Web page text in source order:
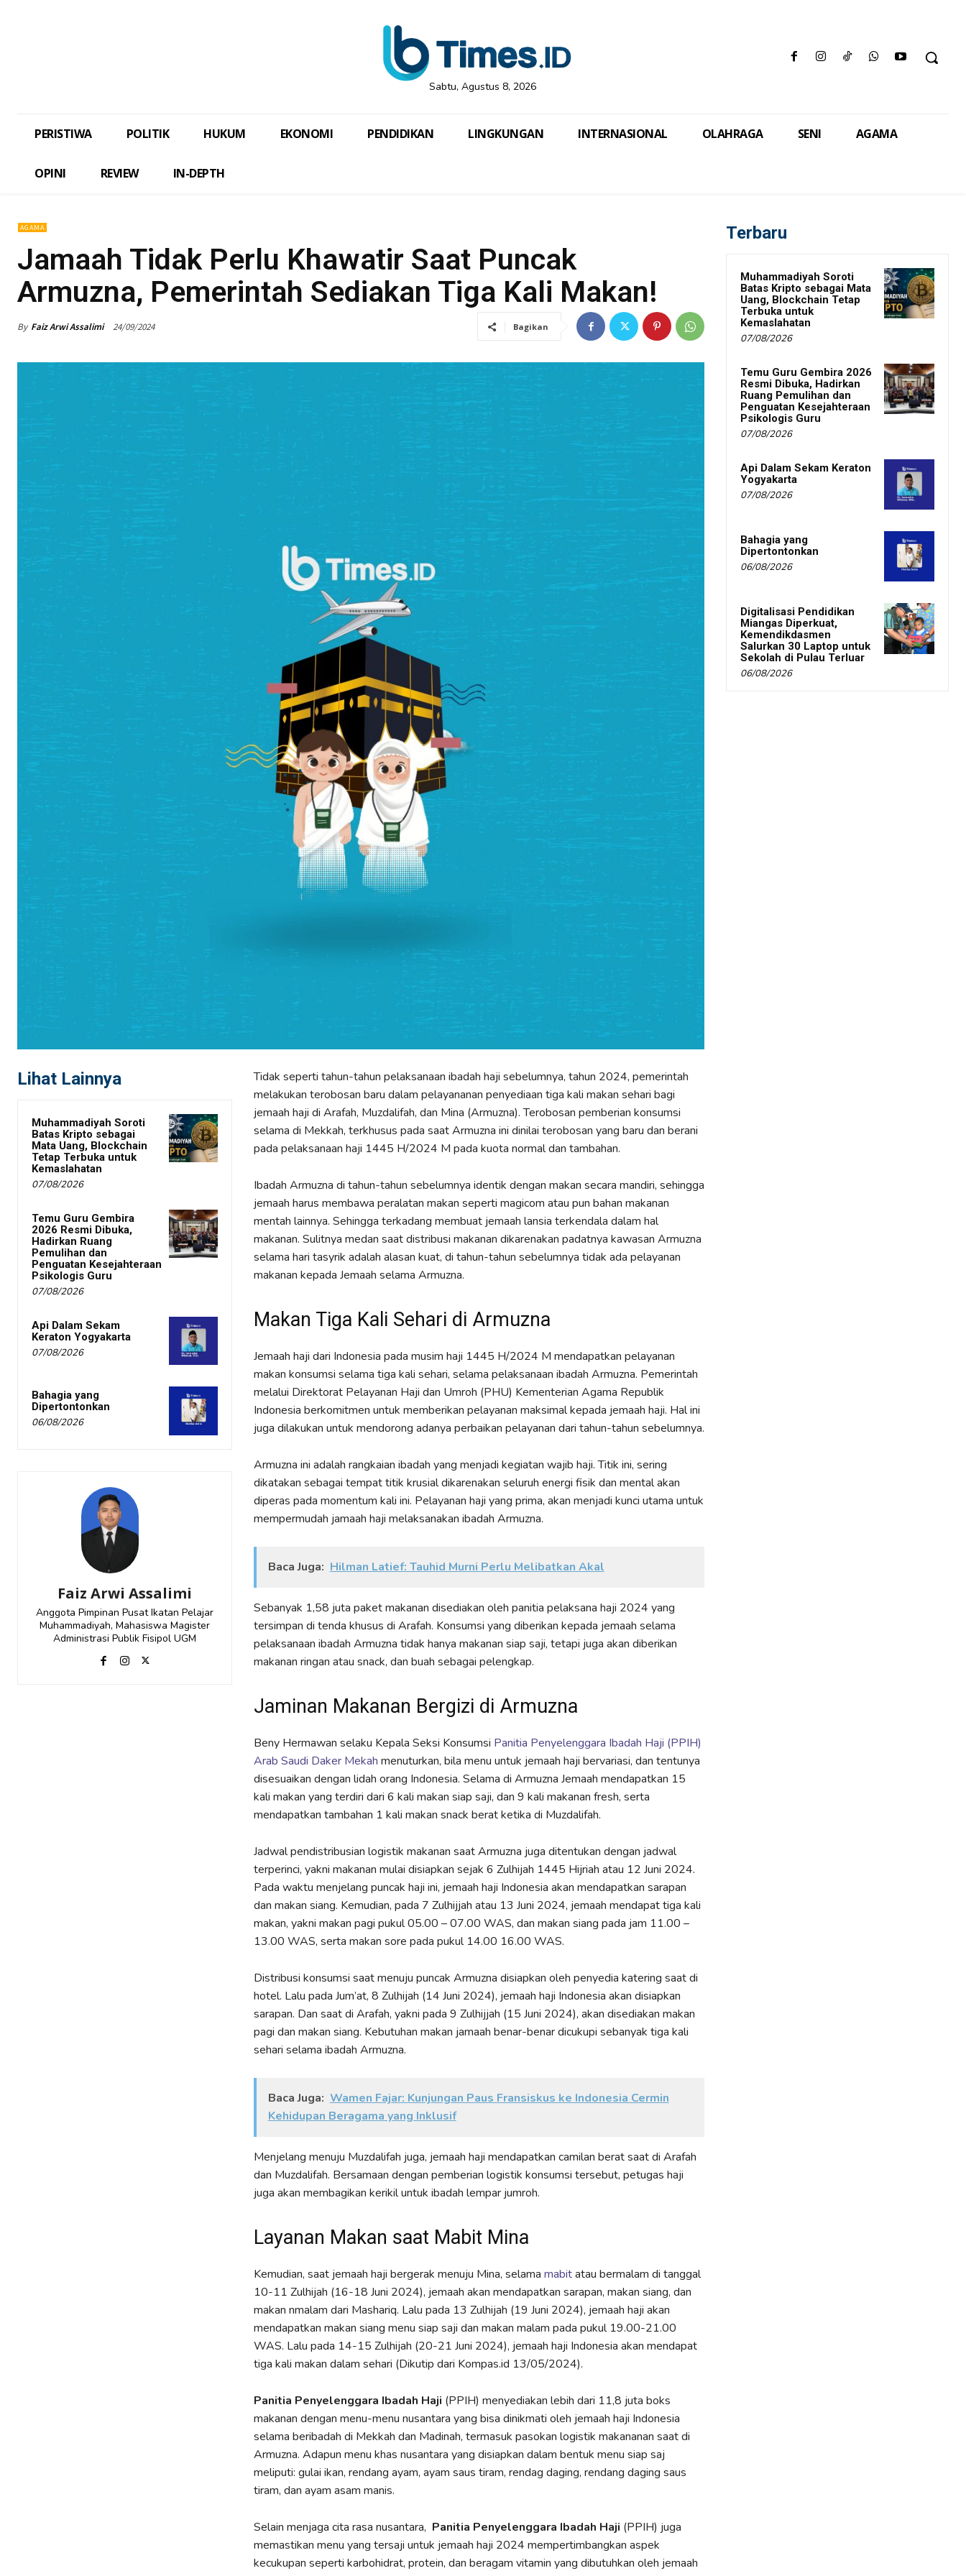
Sabtu, Agustus 8, 2026
PERISTIWA POLITIK HUKUM EKONOMI PENDIDIKAN LINGKUNGAN INTERNASIONAL OLAHRAGA SENI AGAMA
OPINI REVIEW IN-DEPTH
AGAMA
Jamaah Tidak Perlu Khawatir Saat Puncak
Armuzna, Pemerintah Sediakan Tiga Kali Makan!
By Faiz Arwi Assalimi 24/09/2024 Bagikan
Lihat Lainnya
Muhammadiyah Soroti
Batas Kripto sebagai
Mata Uang, Blockchain
Tetap Terbuka untuk
Kemaslahatan
07/08/2026
Temu Guru Gembira
2026 Resmi Dibuka,
Hadirkan Ruang
Pemulihan dan
Penguatan Kesejahteraan
Psikologis Guru
07/08/2026
Api Dalam Sekam
Keraton Yogyakarta
07/08/2026
Bahagia yang
Dipertontonkan
06/08/2026
Faiz Arwi Assalimi
Anggota Pimpinan Pusat Ikatan Pelajar
Muhammadiyah, Mahasiswa Magister
Administrasi Publik Fisipol UGM
Tidak seperti tahun-tahun pelaksanaan ibadah haji sebelumnya, tahun 2024, pemerintah
melakukan terobosan baru dalam pelayananan penyediaan tiga kali makan sehari bagi
jemaah haji di Arafah, Muzdalifah, dan Mina (Armuzna). Terobosan pemberian konsumsi
selama di Mekkah, terkhusus pada saat Armuzna ini dinilai terobosan yang baru dan berani
pada pelaksanaan haji 1445 H/2024 M pada kuota normal dan tambahan.
Ibadah Armuzna di tahun-tahun sebelumnya identik dengan makan secara mandiri, sehingga
jemaah harus membawa peralatan makan seperti magicom atau pun bahan makanan
mentah lainnya. Sehingga terkadang membuat jemaah lansia terkendala dalam hal
makanan. Sulitnya medan saat distribusi makanan dikarenakan padatnya kawasan Armuzna
selama hari tasyrik adalah alasan kuat, di tahun-tahun sebelumnya tidak ada pelayanan
makanan kepada Jemaah selama Armuzna.
Makan Tiga Kali Sehari di Armuzna
Jemaah haji dari Indonesia pada musim haji 1445 H/2024 M mendapatkan pelayanan
makan konsumsi selama tiga kali sehari, selama pelaksanaan ibadah Armuzna. Pemerintah
melalui Direktorat Pelayanan Haji dan Umroh (PHU) Kementerian Agama Republik
Indonesia berkomitmen untuk memberikan pelayanan maksimal kepada jemaah haji. Hal ini
juga dilakukan untuk mendorong adanya perbaikan pelayanan dari tahun-tahun sebelumnya.
Armuzna ini adalah rangkaian ibadah yang menjadi kegiatan wajib haji. Titik ini, sering
dikatakan sebagai tempat titik krusial dikarenakan seluruh energi fisik dan mental akan
diperas pada momentum kali ini. Pelayanan haji yang prima, akan menjadi kunci utama untuk
mempermudah jamaah haji melaksanakan ibadah Armuzna.
Baca Juga: Hilman Latief: Tauhid Murni Perlu Melibatkan Akal
Sebanyak 1,58 juta paket makanan disediakan oleh panitia pelaksana haji 2024 yang
tersimpan di tenda khusus di Arafah. Konsumsi yang diberikan kepada jemaah selama
pelaksanaan ibadah Armuzna tidak hanya makanan siap saji, tetapi juga akan diberikan
makanan ringan atau snack, dan buah sebagai pelengkap.
Jaminan Makanan Bergizi di Armuzna
Beny Hermawan selaku Kepala Seksi Konsumsi Panitia Penyelenggara Ibadah Haji (PPIH)
Arab Saudi Daker Mekah menuturkan, bila menu untuk jemaah haji bervariasi, dan tentunya
disesuaikan dengan lidah orang Indonesia. Selama di Armuzna Jemaah mendapatkan 15
kali makan yang terdiri dari 6 kali makan siap saji, dan 9 kali makanan fresh, serta
mendapatkan tambahan 1 kali makan snack berat ketika di Muzdalifah.
Jadwal pendistribusian logistik makanan saat Armuzna juga ditentukan dengan jadwal
terperinci, yakni makanan mulai disiapkan sejak 6 Zulhijah 1445 Hijriah atau 12 Juni 2024.
Pada waktu menjelang puncak haji ini, jemaah haji Indonesia akan mendapatkan sarapan
dan makan siang. Kemudian, pada 7 Zulhijjah atau 13 Juni 2024, jemaah mendapat tiga kali
makan, yakni makan pagi pukul 05.00 – 07.00 WAS, dan makan siang pada jam 11.00 –
13.00 WAS, serta makan sore pada pukul 14.00 16.00 WAS.
Distribusi konsumsi saat menuju puncak Armuzna disiapkan oleh penyedia katering saat di
hotel. Lalu pada Jum’at, 8 Zulhijah (14 Juni 2024), jemaah haji Indonesia akan disiapkan
sarapan. Dan saat di Arafah, yakni pada 9 Zulhijjah (15 Juni 2024), akan disediakan makan
pagi dan makan siang. Kebutuhan makan jamaah benar-benar dicukupi sebanyak tiga kali
sehari selama ibadah Armuzna.
Baca Juga: Wamen Fajar: Kunjungan Paus Fransiskus ke Indonesia Cermin
Kehidupan Beragama yang Inklusif
Menjelang menuju Muzdalifah juga, jemaah haji mendapatkan camilan berat saat di Arafah
dan Muzdalifah. Bersamaan dengan pemberian logistik konsumsi tersebut, petugas haji
juga akan membagikan kerikil untuk ibadah lempar jumroh.
Layanan Makan saat Mabit Mina
Kemudian, saat jemaah haji bergerak menuju Mina, selama mabitatau bermalam di tanggal
10-11 Zulhijah (16-18 Juni 2024), jemaah akan mendapatkan sarapan, makan siang, dan
makan nmalam dari Mashariq. Lalu pada 13 Zulhijah (19 Juni 2024), jemaah haji akan
mendapatkan makan siang menu siap saji dan makan malam pada pukul 19.00-21.00
WAS. Lalu pada 14-15 Zulhijah (20-21 Juni 2024), jemaah haji Indonesia akan mendapat
tiga kali makan dalam sehari (Dikutip dari Kompas.id 13/05/2024).
Panitia Penyelenggara Ibadah Haji (PPIH) menyediakan lebih dari 11,8 juta boks
makanan dengan menu-menu nusantara yang bisa dinikmati oleh jemaah haji Indonesia
selama beribadah di Mekkah dan Madinah, termasuk pasokan logistik makananan saat di
Armuzna. Adapun menu khas nusantara yang disiapkan dalam bentuk menu siap saj
meliputi: gulai ikan, rendang ayam, ayam saus tiram, rendag daging, rendang daging saus
tiram, dan ayam asam manis.
Selain menjaga cita rasa nusantara, Panitia Penyelenggara Ibadah Haji (PPIH) juga
memastikan menu yang tersaji untuk jemaah haji 2024 mempertimbangkan aspek
kecukupan seperti karbohidrat, protein, dan beragam vitamin yang dibutuhkan oleh jemaah
Terbaru
Muhammadiyah Soroti
Batas Kripto sebagai Mata
Uang, Blockchain Tetap
Terbuka untuk
Kemaslahatan
07/08/2026
Temu Guru Gembira 2026
Resmi Dibuka, Hadirkan
Ruang Pemulihan dan
Penguatan Kesejahteraan
Psikologis Guru
07/08/2026
Api Dalam Sekam Keraton
Yogyakarta
07/08/2026
Bahagia yang
Dipertontonkan
06/08/2026
Digitalisasi Pendidikan
Miangas Diperkuat,
Kemendikdasmen
Salurkan 30 Laptop untuk
Sekolah di Pulau Terluar
06/08/2026